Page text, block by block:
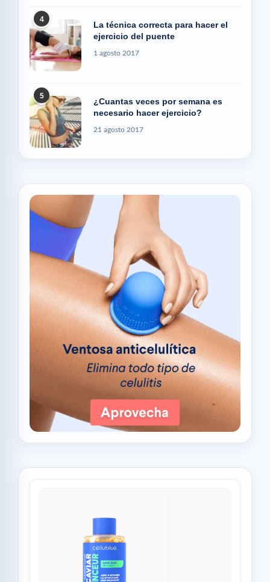
4
La técnica correcta para hacer el
ejercicio del puente
1 agosto 2017
5
¿Cuantas veces por semana es
necesario hacer ejercicio?
21 agosto 2017